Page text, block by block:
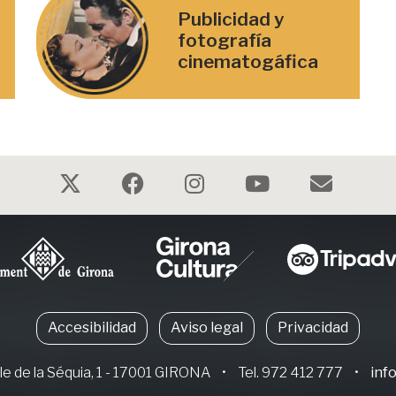
Publicidad y
fotografía
cinematogáfica
Accesibilidad Aviso legal Privacidad
de la Séquia, 1 - 17001 GIRONA • Tel. 972 412 777 •